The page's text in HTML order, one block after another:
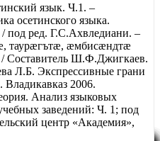
язык. Ч.1. –
осетинского языка.
под ред. Г.С.Ахвледиани. –
таурæгътæ, æмбисæндтæ
Составитель Ш.Ф.Джигкаев.
Л.Б. Экспрессивные грани
Владикавказ 2006.
Анализ языковых
заведений: Ч. 1; под
центр «Академия»,